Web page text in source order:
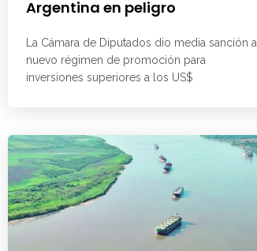
Argentina en peligro
La Cámara de Diputados dio media sanción al
nuevo régimen de promoción para
inversiones superiores a los US$